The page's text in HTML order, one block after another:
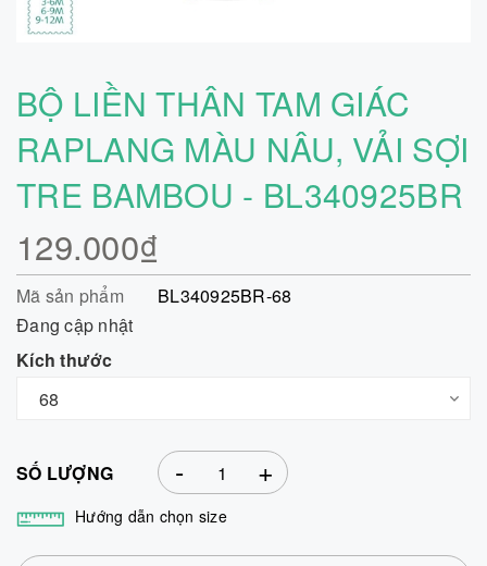
BỘ LIỀN THÂN TAM GIÁC
RAPLANG MÀU NÂU, VẢI SỢI
TRE BAMBOU - BL340925BR
129.000₫
Mã sản phẩm
BL340925BR-68
Đang cập nhật
Kích thước
SỐ LƯỢNG +
-
Hướng dẫn chọn size